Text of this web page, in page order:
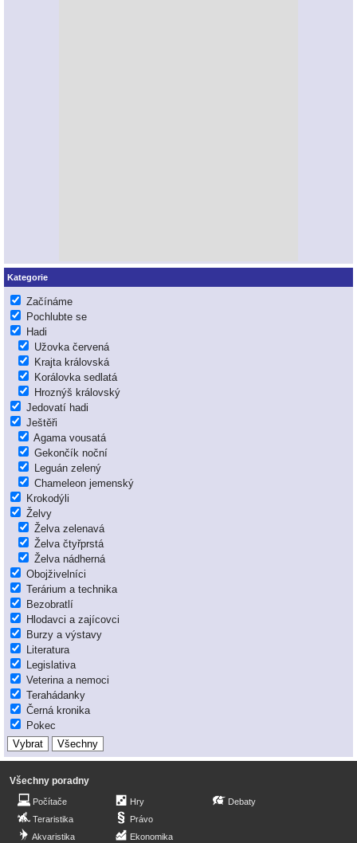
Kategorie
Začínáme
Pochlubte se
Hadi
Užovka červená
Krajta královská
Korálovka sedlatá
Hroznýš královský
Jedovatí hadi
Ještěři
Agama vousatá
Gekončík noční
Leguán zelený
Chameleon jemenský
Krokodýli
Želvy
Želva zelenavá
Želva čtyřprstá
Želva nádherná
Obojživelníci
Terárium a technika
Bezobratlí
Hlodavci a zajícovci
Burzy a výstavy
Literatura
Legislativa
Veterina a nemoci
Terahádanky
Černá kronika
Pokec
Všechny poradny
Počítače
Teraristika
Akvaristika
Hry
Právo
Ekonomika
Debaty